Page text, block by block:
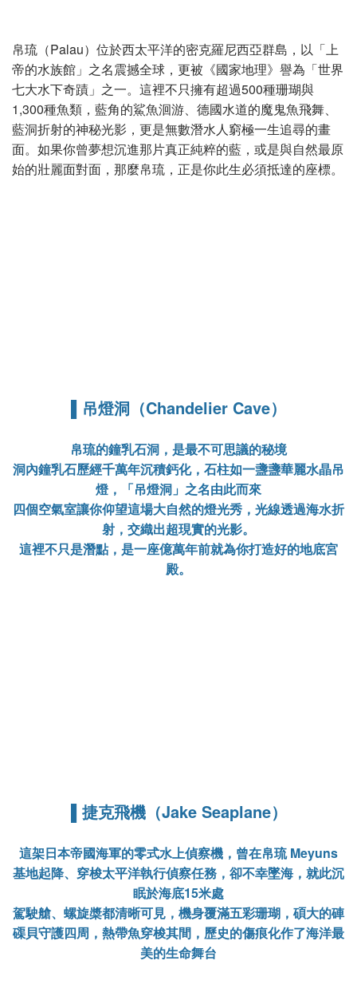
帛琉（Palau）位於西太平洋的密克羅尼西亞群島，以「上
帝的水族館」之名震撼全球，更被《國家地理》譽為「世界
七大水下奇蹟」之一。這裡不只擁有超過500種珊瑚與
1,300種魚類，藍角的鯊魚洄游、德國水道的魔鬼魚飛舞、
藍洞折射的神秘光影，更是無數潛水人窮極一生追尋的畫
面。如果你曾夢想沉進那片真正純粹的藍，或是與自然最原
始的壯麗面對面，那麼帛琉，正是你此生必須抵達的座標。
▌吊燈洞（Chandelier Cave）
帛琉的鐘乳石洞，是最不可思議的秘境
洞內鐘乳石歷經千萬年沉積鈣化，石柱如一盞盞華麗水晶吊
燈，「吊燈洞」之名由此而來
四個空氣室讓你仰望這場大自然的燈光秀，光線透過海水折
射，交織出超現實的光影。
這裡不只是潛點，是一座億萬年前就為你打造好的地底宮
殿。
▌捷克飛機（Jake Seaplane）
這架日本帝國海軍的零式水上偵察機，曾在帛琉 Meyuns
基地起降、穿梭太平洋執行偵察任務，卻不幸墜海，就此沉
眠於海底15米處
駕駛艙、螺旋槳都清晰可見，機身覆滿五彩珊瑚，碩大的硨
磲貝守護四周，熱帶魚穿梭其間，歷史的傷痕化作了海洋最
美的生命舞台